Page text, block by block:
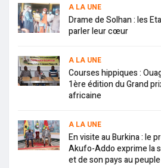
A LA UNE
Drame de Solhan : les
parler leur cœur
A LA UNE
Courses hippiques :
1ère édition du Grand
africaine
A LA UNE
En visite au Burkina : le
Akufo-Addo exprime la
et de son pays au